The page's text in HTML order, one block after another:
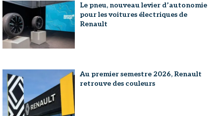
Le pneu, nouveau levier d’autonomie
pour les voitures électriques de
Renault
Au premier semestre 2026, Renault
retrouve des couleurs